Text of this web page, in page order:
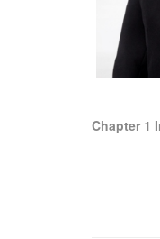
Chapter 1